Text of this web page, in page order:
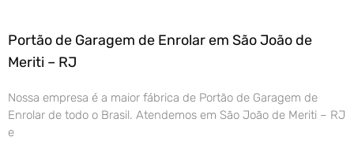
Portão de Garagem de Enrolar em São João de
Meriti – RJ
Nossa empresa é a maior fábrica de Portão de Garagem de
Enrolar de todo o Brasil. Atendemos em São João de Meriti – RJ
e